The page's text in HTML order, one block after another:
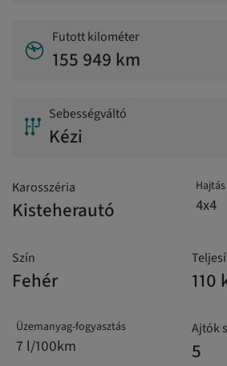
Futott kilométer
155 949 km
Sebességváltó
Kézi
Karosszéria
Kisteherautó
Hajtás
4x4
Szín
Fehér 110
Üzemanyag-fogyasztás
7 l/100km
Ajtók
5